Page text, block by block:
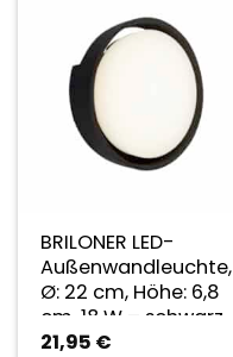
BRILONER LED-
Außenwandleuchte,
Ø: 22 cm, Höhe: 6,8
cm, 18 W – schwarz
21,95 €